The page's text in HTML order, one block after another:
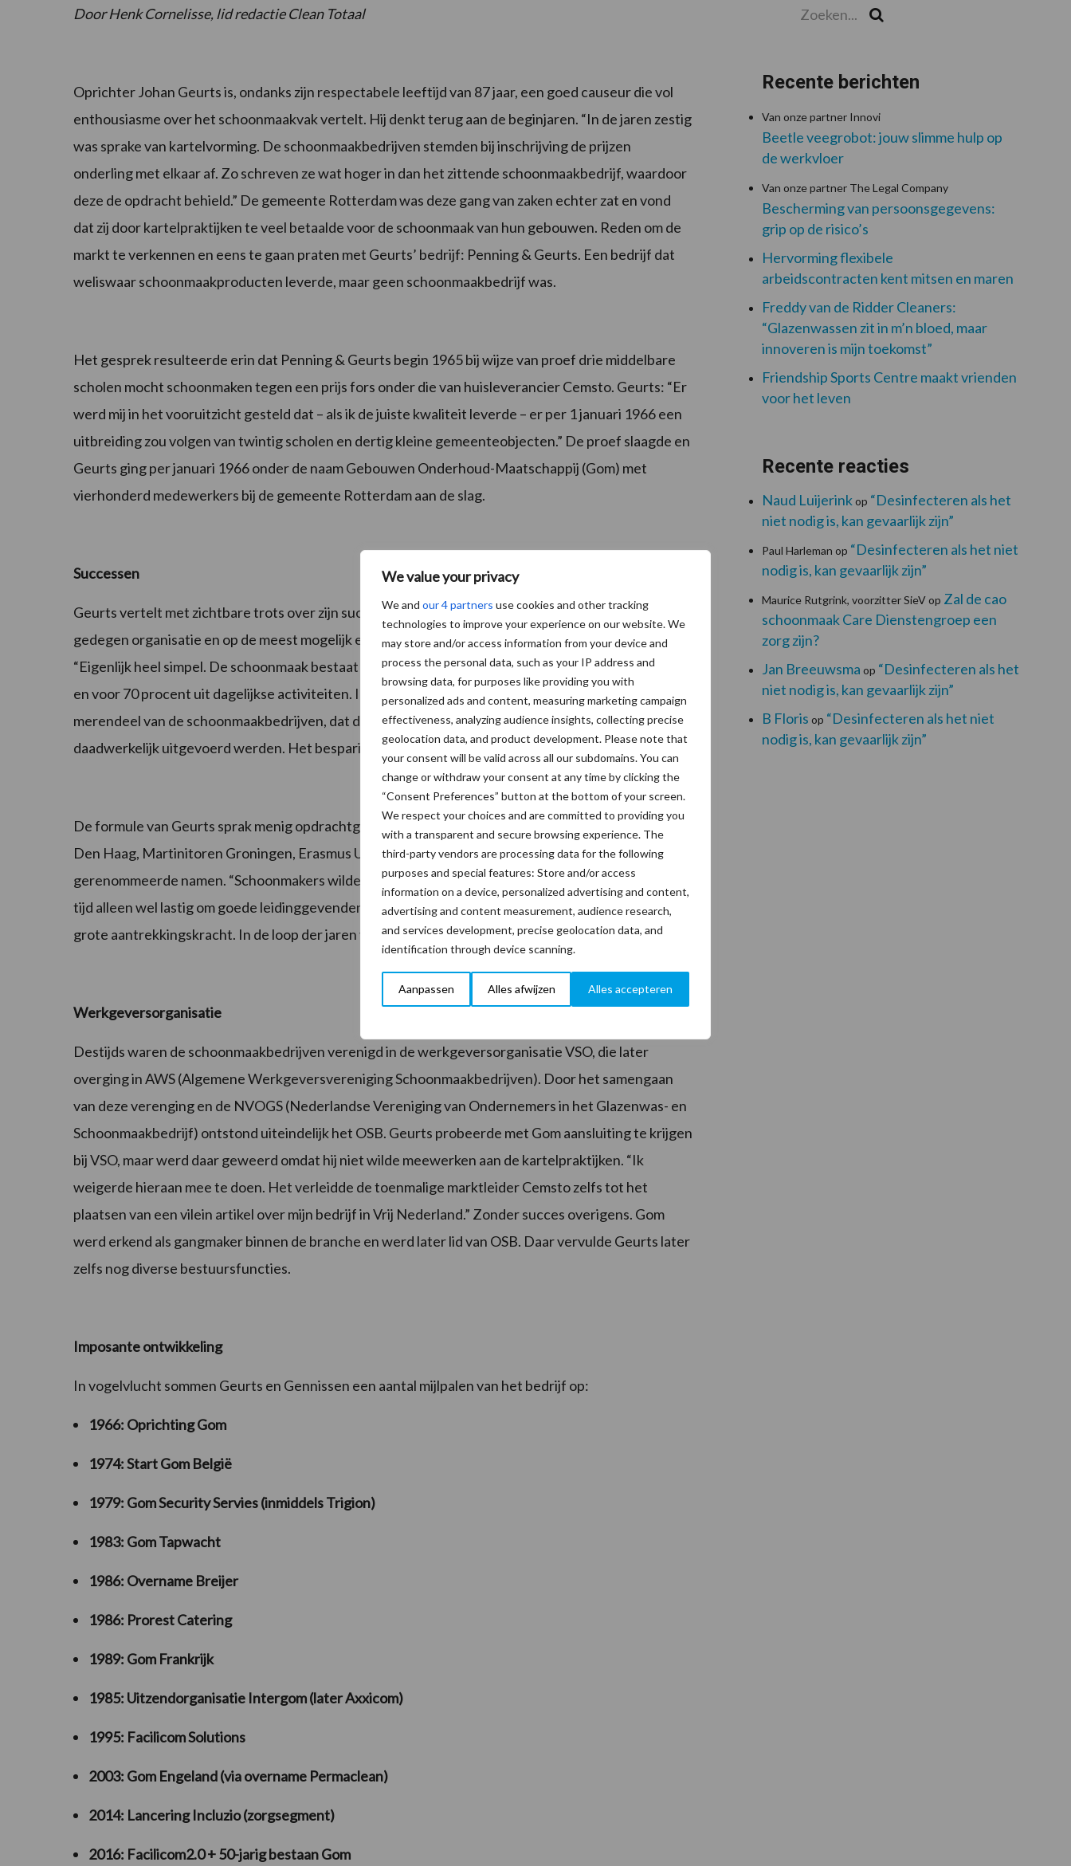
We value your privacy
We and our 4 partners use cookies and other tracking
technologies to improve your experience on our website. We
may store and/or access information from your device and
process the personal data, such as your IP address and
browsing data, for purposes like providing you with
personalized ads and content, measuring marketing campaign
effectiveness, analyzing audience insights, collecting precise
geolocation data, and product development. Please note that
your consent will be valid across all our subdomains. You can
change or withdraw your consent at any time by clicking the
“Consent Preferences” button at the bottom of your screen.
We respect your choices and are committed to providing you
with a transparent and secure browsing experience. The
third-party vendors are processing data for the following
purposes and special features: Store and/or access
information on a device, personalized advertising and content,
advertising and content measurement, audience research,
and services development, precise geolocation data, and
identification through device scanning.
Aanpassen Alles afwijzen Alles accepteren
Door Henk Cornelisse, lid redactie Clean Totaal
Oprichter Johan Geurts is, ondanks zijn respectabele leeftijd van 87 jaar, een goed causeur die vol
enthousiasme over het schoonmaakvak vertelt. Hij denkt terug aan de beginjaren. “In de jaren zestig
was sprake van kartelvorming. De schoonmaakbedrijven stemden bij inschrijving de prijzen
onderling met elkaar af. Zo schreven ze wat hoger in dan het zittende schoonmaakbedrijf, waardoor
deze de opdracht behield.” De gemeente Rotterdam was deze gang van zaken echter zat en vond
dat zij door kartelpraktijken te veel betaalde voor de schoonmaak van hun gebouwen. Reden om de
markt te verkennen en eens te gaan praten met Geurts’ bedrijf: Penning & Geurts. Een bedrijf dat
weliswaar schoonmaakproducten leverde, maar geen schoonmaakbedrijf was.
Het gesprek resulteerde erin dat Penning & Geurts begin 1965 bij wijze van proef drie middelbare
scholen mocht schoonmaken tegen een prijs fors onder die van huisleverancier Cemsto. Geurts: “Er
werd mij in het vooruitzicht gesteld dat – als ik de juiste kwaliteit leverde – er per 1 januari 1966 een
uitbreiding zou volgen van twintig scholen en dertig kleine gemeenteobjecten.” De proef slaagde en
Geurts ging per januari 1966 onder de naam Gebouwen Onderhoud-Maatschappij (Gom) met
vierhonderd medewerkers bij de gemeente Rotterdam aan de slag.
Successen
Geurts vertelt met zichtbare trots over zijn succesformule. Deze bestond uit het werken vanuit een
gedegen organisatie en op de meest mogelijk efficiënte wijze zonder toename van de werkdruk.
“Eigenlijk heel simpel. De schoonmaak bestaat uit 30 procent wekelijkse of maandelijkse activiteiten
en voor 70 procent uit dagelijkse activiteiten. Ik zorgde er destijds voor, in tegenstelling tot het
merendeel van de schoonmaakbedrijven, dat de wekelijkse en maandelijkse werkzaamheden
daadwerkelijk uitgevoerd werden. Het besparingspotentieel zat hem in de overige 70 procent.”
De formule van Geurts sprak menig opdrachtgever aan en in rap tempo volgde het Congresgebouw
Den Haag, Martinitoren Groningen, Erasmus Universiteit, de Vrije Universiteit en vele andere
gerenommeerde namen. “Schoonmakers wilden de overstap naar Gom graag maken. Het was in die
tijd alleen wel lastig om goede leidinggevenden te vinden. De schoonmaakbranche kende geen
grote aantrekkingskracht. In de loop der jaren veranderde dit gelukkig stukje bij beetje.”
Werkgeversorganisatie
Destijds waren de schoonmaakbedrijven verenigd in de werkgeversorganisatie VSO, die later
overging in AWS (Algemene Werkgeversvereniging Schoonmaakbedrijven). Door het samengaan
van deze verenging en de NVOGS (Nederlandse Vereniging van Ondernemers in het Glazenwas- en
Schoonmaakbedrijf) ontstond uiteindelijk het OSB. Geurts probeerde met Gom aansluiting te krijgen
bij VSO, maar werd daar geweerd omdat hij niet wilde meewerken aan de kartelpraktijken. “Ik
weigerde hieraan mee te doen. Het verleidde de toenmalige marktleider Cemsto zelfs tot het
plaatsen van een vilein artikel over mijn bedrijf in Vrij Nederland.” Zonder succes overigens. Gom
werd erkend als gangmaker binnen de branche en werd later lid van OSB. Daar vervulde Geurts later
zelfs nog diverse bestuursfuncties.
Imposante ontwikkeling
In vogelvlucht sommen Geurts en Gennissen een aantal mijlpalen van het bedrijf op:
1966: Oprichting Gom
1974: Start Gom België
1979: Gom Security Servies (inmiddels Trigion)
1983: Gom Tapwacht
1986: Overname Breijer
1986: Prorest Catering
1989: Gom Frankrijk
1985: Uitzendorganisatie Intergom (later Axxicom)
1995: Facilicom Solutions
2003: Gom Engeland (via overname Permaclean)
2014: Lancering Incluzio (zorgsegment)
2016: Facilicom2.0 + 50-jarig bestaan Gom
Recente berichten
Van onze partner Innovi
Beetle veegrobot: jouw slimme hulp op
de werkvloer
Van onze partner The Legal Company
Bescherming van persoonsgegevens:
grip op de risico’s
Hervorming flexibele
arbeidscontracten kent mitsen en maren
Freddy van de Ridder Cleaners:
“Glazenwassen zit in m’n bloed, maar
innoveren is mijn toekomst”
Friendship Sports Centre maakt vrienden
voor het leven
Recente reacties
Naud Luijerinkop “Desinfecteren als het
niet nodig is, kan gevaarlijk zijn”
Paul Harleman op “Desinfecteren als het niet
nodig is, kan gevaarlijk zijn”
Maurice Rutgrink, voorzitter SieVop Zal de cao
schoonmaak Care Dienstengroep een
zorg zijn?
Jan Breeuwsma op “Desinfecteren als het
niet nodig is, kan gevaarlijk zijn”
B Floris op “Desinfecteren als het niet
nodig is, kan gevaarlijk zijn”